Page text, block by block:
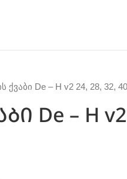
ქვაბი De – H v2 24, 28, 32,
De – H v2